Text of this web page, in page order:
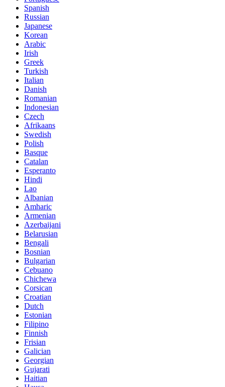
Spanish
Russian
Japanese
Korean
Arabic
Irish
Greek
Turkish
Italian
Danish
Romanian
Indonesian
Czech
Afrikaans
Swedish
Polish
Basque
Catalan
Esperanto
Hindi
Lao
Albanian
Amharic
Armenian
Azerbaijani
Belarusian
Bengali
Bosnian
Bulgarian
Cebuano
Chichewa
Corsican
Croatian
Dutch
Estonian
Filipino
Finnish
Frisian
Galician
Georgian
Gujarati
Haitian